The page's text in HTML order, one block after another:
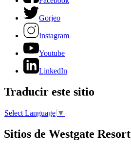
Gorjeo
Instagram
Youtube
LinkedIn
Traducir este sitio
Select Language ▼
Sitios de Westgate Resort